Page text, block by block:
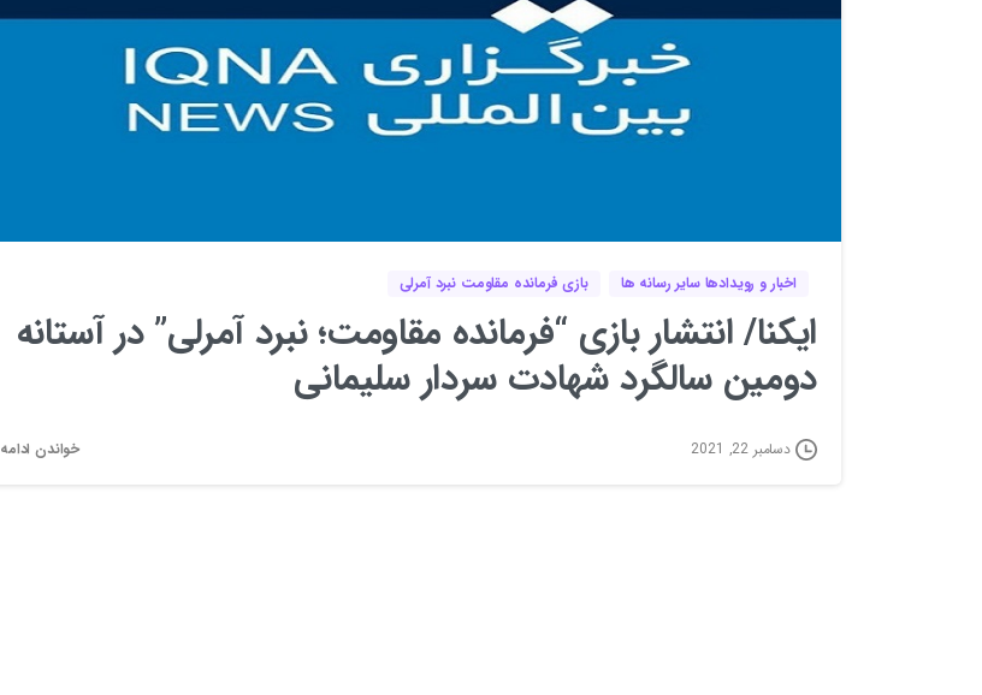
اخبار و رویدادها سایر رسانه ها بازی فرمانده مقاومت نبرد آمرلی
ایکنا/ انتشار بازی “فرمانده مقاومت؛ نبرد آمرلی” در آستانه
دومین سالگرد شهادت سردار سلیمانی
دسامبر 22, 2021 خواندن ادامه